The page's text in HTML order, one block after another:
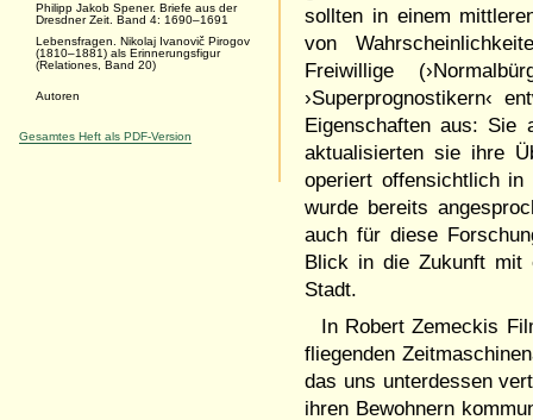
sollten in einem
von
Freiwillige
›Superprognostikern‹
Eigenschaften aus: Sie
aktualisierten sie ihre
operiert offensichtlich in
wurde bereits
auch für diese
Blick in die Zukunft mit
Stadt.
In Robert Zemeckis
fliegenden
das uns unterdessen
ihren Bewohnern
Philipp Jakob Spener. Briefe aus der
Dresdner Zeit. Band 4: 1690–1691
Lebensfragen. Nikolaj Ivanovič Pirogov
(1810–1881) als Erinnerungsfigur
(Relationes, Band 20)
Autoren
Gesamtes Heft als PDF-Version